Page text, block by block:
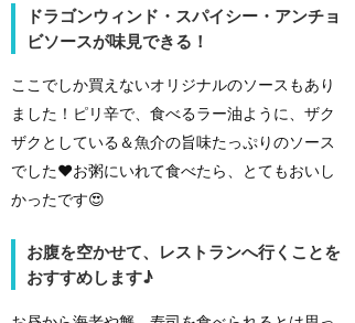
ドラゴンウィンド・スパイシー・アンチョ
ビソースが味見できる！
ここでしか買えないオリジナルのソースもあり
ました！ピリ辛で、食べるラー油ように、ザク
ザクとしている＆魚介の旨味たっぷりのソース
でした❤️お粥にいれて食べたら、とてもおいし
かったです😍
お腹を空かせて、レストランへ行くことを
おすすめします♪